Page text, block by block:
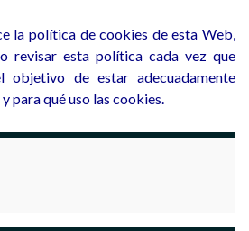
la política de cookies de esta Web,
revisar esta política cada vez que
objetivo de estar adecuadamente
para qué uso las cookies.